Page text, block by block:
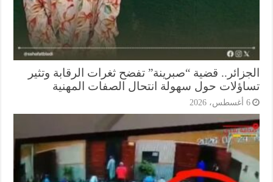
قضية “صبرينة” تفضح ثغرات الرقابة وتثير
حول سهولة انتحال الصفات المهنية